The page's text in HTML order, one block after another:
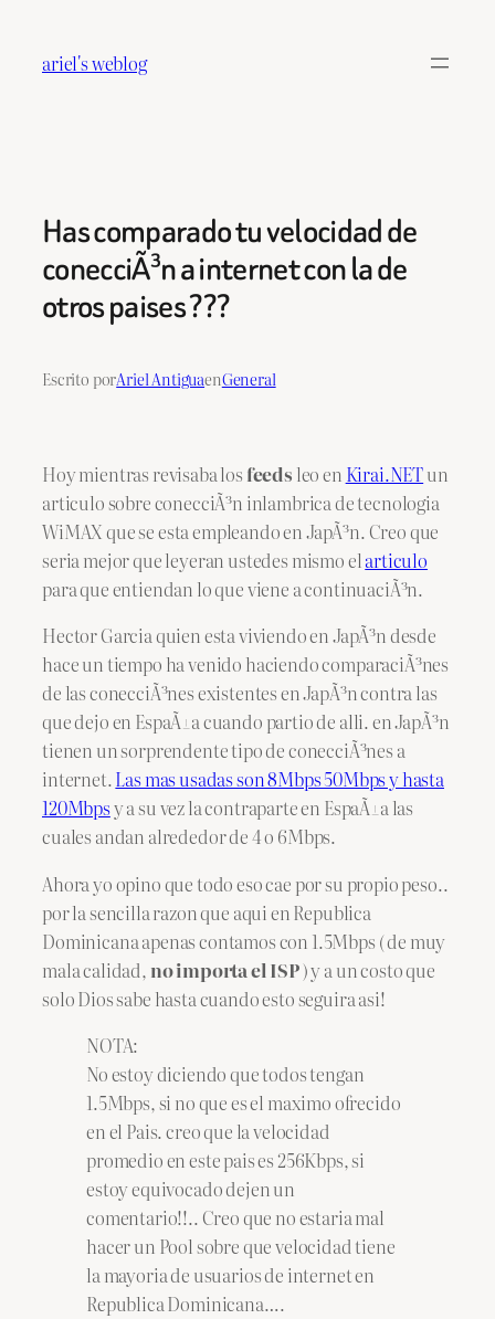
contenido
ariel's weblog
Has comparado tu velocidad de
conecciÃ³n a internet con la de
otros paises ???
Escrito porAriel AntiguaenGeneral
Hoy mientras revisaba losfeeds leo en Kirai.NETun
articulo sobre conecciÃ³n inlambrica de tecnologia
WiMAX que se esta empleando en JapÃ³n. Creo que
seria mejor que leyeran ustedes mismo elarticulo
para que entiendan lo que viene a continuaciÃ³n.
Hector Garcia quien esta viviendo en JapÃ³n desde
hace un tiempo ha venido haciendo comparaciÃ³nes
de las conecciÃ³nes existentes en JapÃ³n contra las
que dejo en EspaÃ±a cuando partio de alli. en JapÃ³n
tienen un sorprendente tipo de conecciÃ³nes a
internet.Las mas usadas son 8Mbps 50Mbps y hasta
120Mbpsy a su vez la contraparte en EspaÃ±a las
cuales andan alrededor de 4 o 6Mbps.
Ahora yo opino que todo eso cae por su propio peso..
por la sencilla razon que aqui en Republica
Dominicana apenas contamos con 1.5Mbps ( de muy
mala calidad, no importa el ISP) y a un costo que
solo Dios sabe hasta cuando esto seguira asi!
NOTA:
No estoy diciendo que todos tengan
1.5Mbps, si no que es el maximo ofrecido
en el Pais. creo que la velocidad
promedio en este pais es 256Kbps, si
estoy equivocado dejen un
comentario!!.. Creo que no estaria mal
hacer un Pool sobre que velocidad tiene
la mayoria de usuarios de internet en
Republica Dominicana….